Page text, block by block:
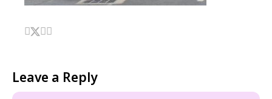
Leave a Reply